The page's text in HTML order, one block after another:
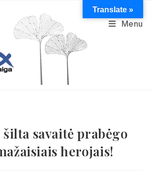
Menu
savaitė prabėgo
herojais!
Translate »